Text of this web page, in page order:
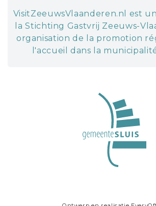
VisitZeeuwsVlaanderen.nl est
la Stichting Gastvrij Zeeuws-
organisation de la promotion
l'accueil dans la